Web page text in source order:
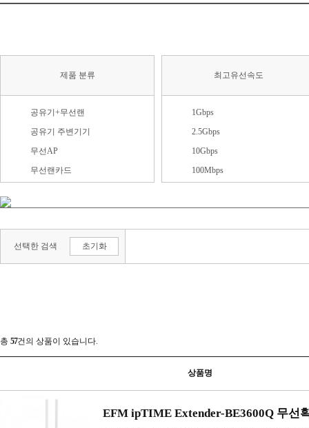
제품 분류
공유기+무선랜
공유기 주변기기
무선AP
무선랜카드
유무선
유무선 패키지
유선
크래들
최고유선속도
1Gbps
2.5Gbps
10Gbps
100Mbps
선택한 검색 초기화